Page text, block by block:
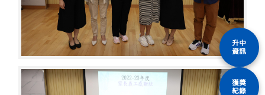
升中
資訊
獲獎
紀錄